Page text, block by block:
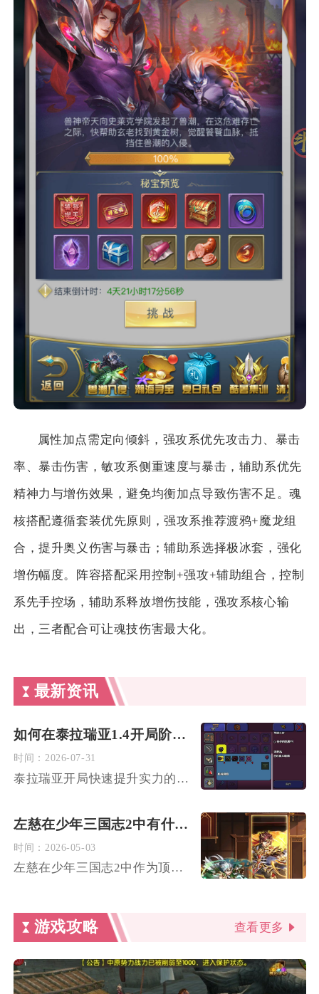
属性加点需定向倾斜，强攻系优先攻击力、暴击
率、暴击伤害，敏攻系侧重速度与暴击，辅助系优先
精神力与增伤效果，避免均衡加点导致伤害不足。魂
核搭配遵循套装优先原则，强攻系推荐渡鸦+魔龙组
合，提升奥义伤害与暴击；辅助系选择极冰套，强化
增伤幅度。阵容搭配采用控制+强攻+辅助组合，控制
系先手控场，辅助系释放增伤技能，强攻系核心输
出，三者配合可让魂技伤害最大化。
最新资讯
如何在泰拉瑞亚1.4开局阶段快速提升实力
时间： 2026-07-31
泰拉瑞亚开局快速提升实力的核心逻辑是首日完成基础生存基建，定...
左慈在少年三国志2中有什么好用的阵容搭配推荐
时间： 2026-05-03
左慈在少年三国志2中作为顶级橙将，其核心价值在于提供稳定的控...
游戏攻略 查看更多